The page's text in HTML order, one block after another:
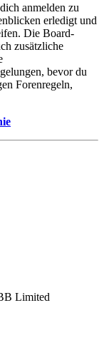
anmelden zu
erledigt und
Die Board-
zusätzliche
bevor du
Forenregeln,
Limited